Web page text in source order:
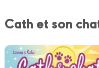
Cath et son